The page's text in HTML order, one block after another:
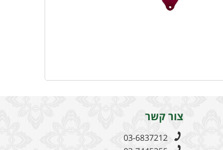
צור קשר
03-6837212